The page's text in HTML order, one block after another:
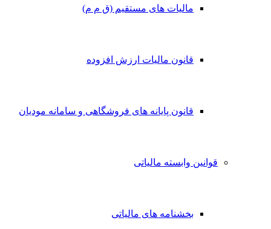
مالیات های مستقیم (ق م م)
قانون مالیات ارزش افزوده
قانون پایانه های فروشگاهی و سامانه مودیان
قوانین وابسته مالیاتی
بخشنامه های مالیاتی